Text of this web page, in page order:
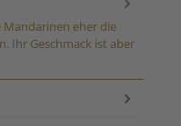
eher die
Ihr Geschmack ist aber